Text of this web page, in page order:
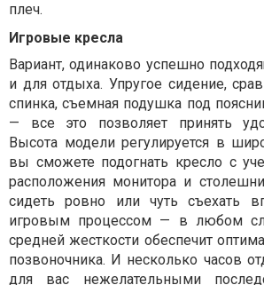
плеч.
Игровые кресла
Вариант, одинаково успешно
и для отдыха. Упругое сидение,
спинка, съемная подушка под
— все это позволяет принять
Высота модели регулируется в
вы сможете подогнать кресло с
расположения монитора и
сидеть ровно или чуть съехать
игровым процессом — в любом
средней жесткости обеспечит
позвоночника. И несколько часов
для вас нежелательными